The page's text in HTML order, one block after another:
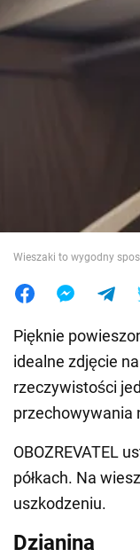
Polityka
Jedzenie
Wieszaki to wygodny
Pięknie
idealne zdjęcie
rzeczywistości
przechowywania
OBOZREVATEL
półkach. Na
uszkodzeniu.
Dzianina